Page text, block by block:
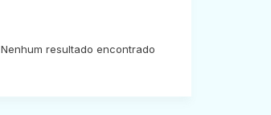
Nenhum resultado encontrado